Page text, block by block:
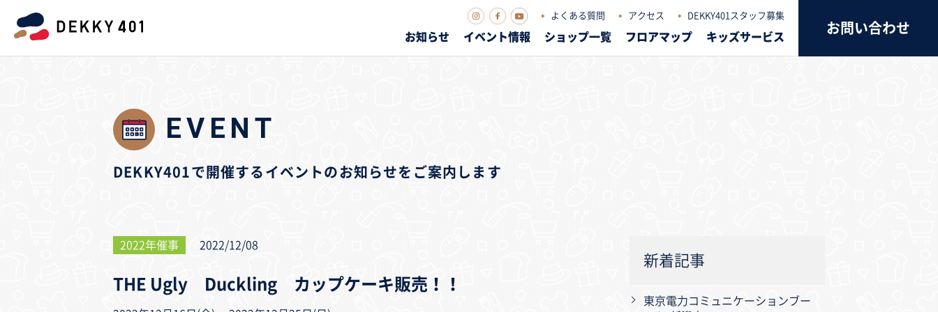
よくある質問 アクセス DEKKY401スタッフ募集
お知らせ イベント情報 ショップ一覧 フロアマップ キッズサービス
お問い合わせ
EVENT
DEKKY401で開催するイベントのお知らせをご案内します
2022年催事 2022/12/08
THE Ugly Duckling カップケーキ販売！！
新着記事
東京電力コミュニケーションブー